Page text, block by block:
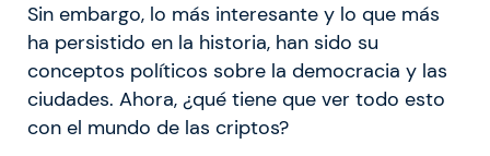
Sin embargo, lo más interesante y lo que más
ha persistido en la historia, han sido su
conceptos políticos sobre la democracia y las
ciudades. Ahora, ¿qué tiene que ver todo esto
con el mundo de las criptos?